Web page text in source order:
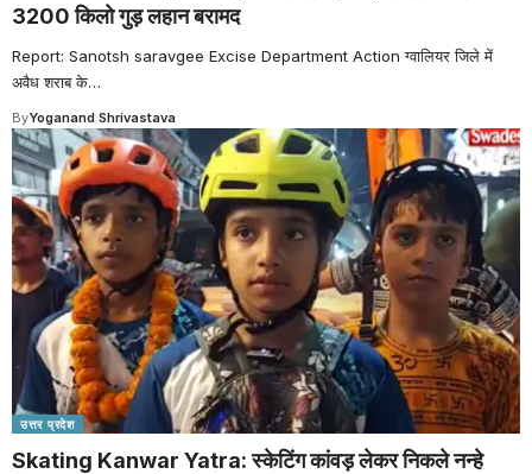
3200 किलो गुड़ लहान बरामद
Report: Sanotsh saravgee Excise Department Action ग्वालियर जिले में
अवैध शराब के…
ByYoganand Shrivastava
उत्तर प्रदेश
Skating Kanwar Yatra: स्केटिंग कांवड़ लेकर निकले नन्हे